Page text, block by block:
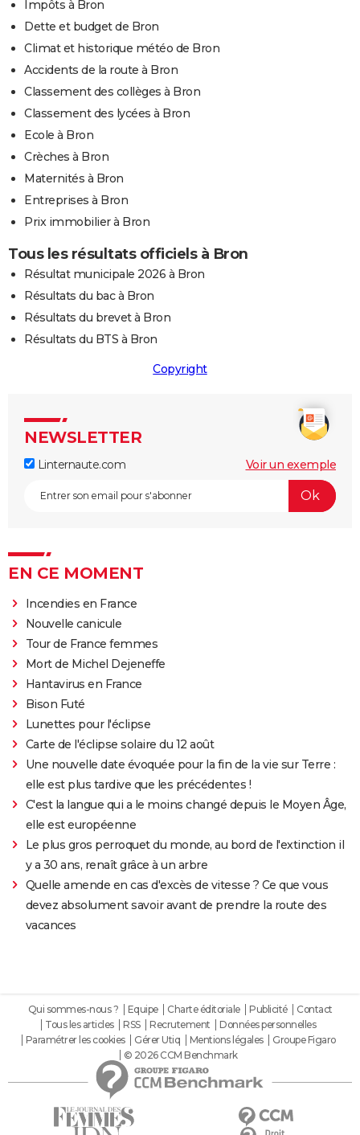
Impôts à Bron
Dette et budget de Bron
Climat et historique météo de Bron
Accidents de la route à Bron
Classement des collèges à Bron
Classement des lycées à Bron
Ecole à Bron
Crèches à Bron
Maternités à Bron
Entreprises à Bron
Prix immobilier à Bron
Tous les résultats officiels à Bron
Résultat municipale 2026 à Bron
Résultats du bac à Bron
Résultats du brevet à Bron
Résultats du BTS à Bron
Copyright
NEWSLETTER
Linternaute.com Voir un exemple
EN CE MOMENT
Incendies en France
Nouvelle canicule
Tour de France femmes
Mort de Michel Dejeneffe
Hantavirus en France
Bison Futé
Lunettes pour l'éclipse
Carte de l'éclipse solaire du 12 août
Une nouvelle date évoquée pour la fin de la vie sur Terre :
elle est plus tardive que les précédentes !
C'est la langue qui a le moins changé depuis le Moyen Âge,
elle est européenne
Le plus gros perroquet du monde, au bord de l'extinction il
y a 30 ans, renaît grâce à un arbre
Quelle amende en cas d'excès de vitesse ? Ce que vous
devez absolument savoir avant de prendre la route des
vacances
Qui sommes-nous ? Equipe Charte éditoriale Publicité
Contact
Tous les articles
RSS Recrutement
Données personnelles
Paramétrer les cookies
Gérer Utiq Mentions légales
Groupe Figaro
© 2026 CCM Benchmark